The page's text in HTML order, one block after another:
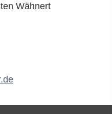
Wähnert